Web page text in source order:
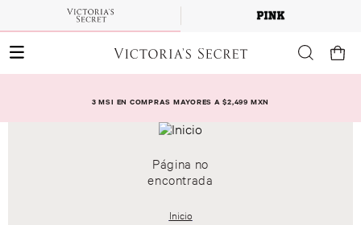
3 MSI EN COMPRAS MAYORES A $2,499 MXN
Página no
encontrada
Inicio